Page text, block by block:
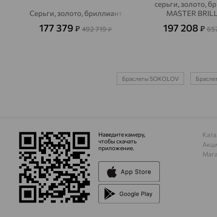
Серьги, золото, бриллиант
177 379 ₽ 492 719₽
серьги, золото,
MASTER
197 208 ₽
Браслеты SOKOLOV
Наведите камеру,
чтобы скачать
приложение.